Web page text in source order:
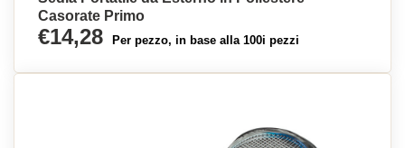
Casorate Primo
€14,28 Per pezzo, in base alla 100i pezzi